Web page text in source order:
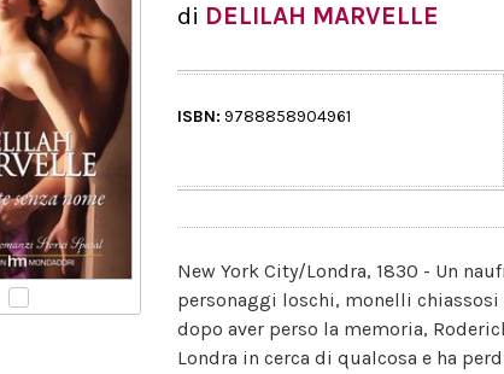
di DELILAH MARVELLE
ISBN: 9788858904961
New York City/Londra, 1830 - Un
personaggi loschi, monelli chiassosi
dopo aver perso la memoria,
Londra in cerca di qualcosa e ha